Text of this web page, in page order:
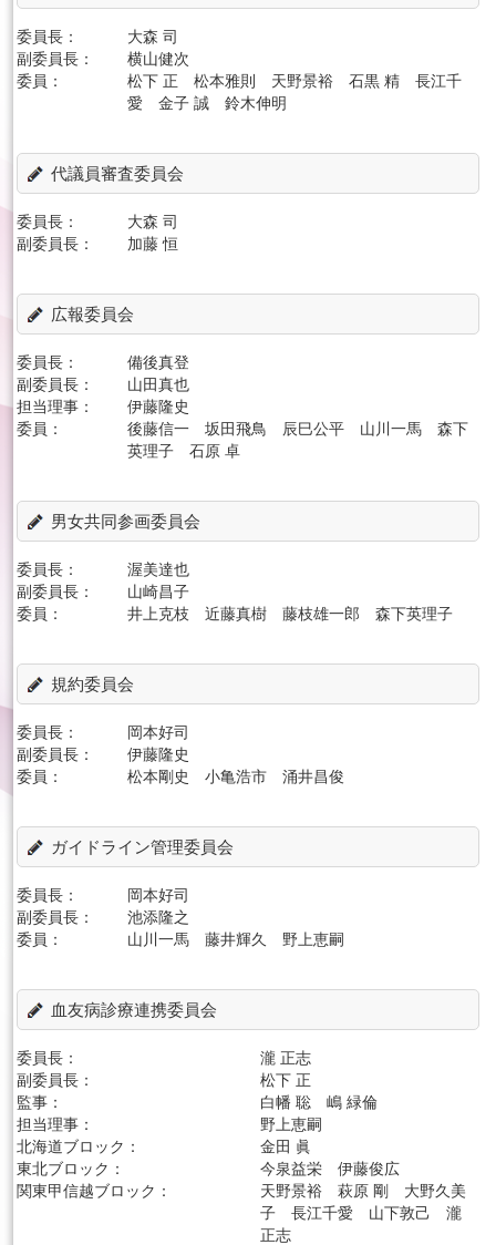
委員長：
大森 司
副委員長：
横山健次
委員：
松下 正 松本雅則 天野景裕 石黒 精 長江千
愛 金子 誠 鈴木伸明
代議員審査委員会
委員長：
大森 司
副委員長：
加藤 恒
広報委員会
委員長：
備後真登
副委員長：
山田真也
担当理事：
伊藤隆史
委員：
後藤信一 坂田飛鳥 辰巳公平 山川一馬 森下
英理子 石原 卓
男女共同参画委員会
委員長：
渥美達也
副委員長：
山崎昌子
委員：
井上克枝 近藤真樹 藤枝雄一郎 森下英理子
規約委員会
委員長：
岡本好司
副委員長：
伊藤隆史
委員：
松本剛史 小亀浩市 涌井昌俊
ガイドライン管理委員会
委員長：
岡本好司
副委員長：
池添隆之
委員：
山川一馬 藤井輝久 野上恵嗣
血友病診療連携委員会
委員長：
瀧 正志
副委員長：
松下 正
監事：
白幡 聡 嶋 緑倫
担当理事：
野上恵嗣
北海道ブロック：
金田 眞
東北ブロック：
今泉益栄 伊藤俊広
関東甲信越ブロック：
天野景裕 萩原 剛 大野久美
子 長江千愛 山下敦己 瀧
正志